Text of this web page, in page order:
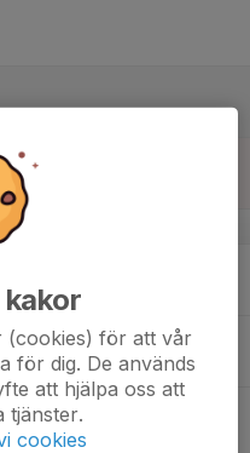
kakor
(cookies) för att vår
för dig. De används
att hjälpa oss att
tjänster.
cookies